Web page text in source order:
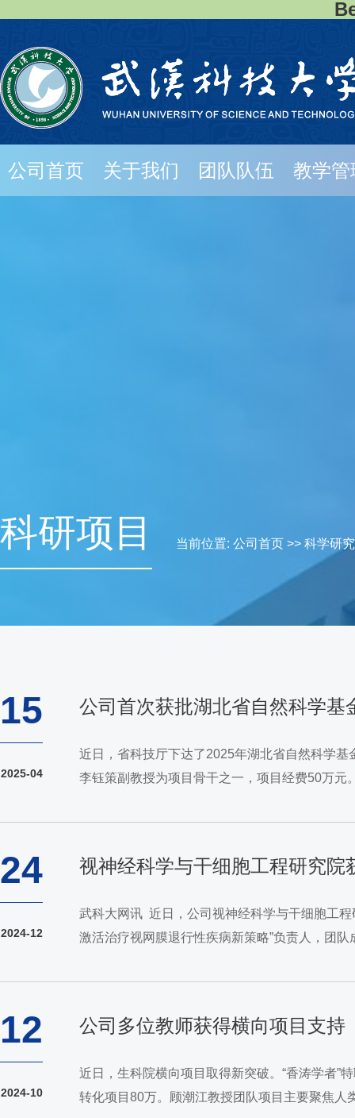
公司首页 关于我们 团队队伍 教学管
科研项目 当前位置: 公司首页 >> 科学研究
15
2025-04
公司首次获批湖北省自然科学基
近日，省科技厅下达了2025年湖北省自然科学
李钰策副教授为项目骨干之一，项目经费50万
24
2024-12
视神经科学与干细胞工程研究院
武科大网讯 近日，公司视神经科学与干细胞工
激活治疗视网膜退行性疾病新策略”负责人，团
12
2024-10
公司多位教师获得横向项目支持
近日，生科院横向项目取得新突破。“香涛学者”
转化项目80万。顾潮江教授团队项目主要聚焦人